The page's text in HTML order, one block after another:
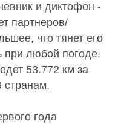
и диктофон -
партнеров/
что тянет его
при любой погоде.
53.772 км за
странам.
года